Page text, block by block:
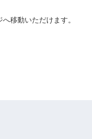
移動いただけます。